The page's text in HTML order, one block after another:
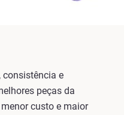
consistência e
peças da
custo e maior